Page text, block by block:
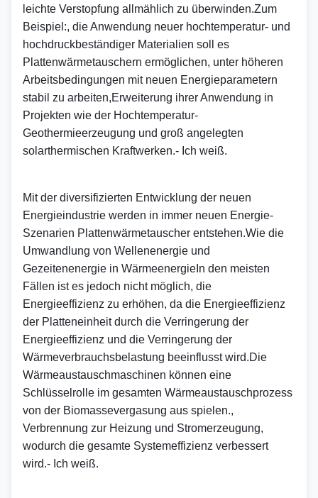
leichte Verstopfung allmählich zu überwinden.Zum
Beispiel:, die Anwendung neuer hochtemperatur- und
hochdruckbeständiger Materialien soll es
Plattenwärmetauschern ermöglichen, unter höheren
Arbeitsbedingungen mit neuen Energieparametern
stabil zu arbeiten,Erweiterung ihrer Anwendung in
Projekten wie der Hochtemperatur-
Geothermieerzeugung und groß angelegten
solarthermischen Kraftwerken.- Ich weiß.
Mit der diversifizierten Entwicklung der neuen
Energieindustrie werden in immer neuen Energie-
Szenarien Plattenwärmetauscher entstehen.Wie die
Umwandlung von Wellenenergie und
Gezeitenenergie in WärmeenergieIn den meisten
Fällen ist es jedoch nicht möglich, die
Energieeffizienz zu erhöhen, da die Energieeffizienz
der Platteneinheit durch die Verringerung der
Energieeffizienz und die Verringerung der
Wärmeverbrauchsbelastung beeinflusst wird.Die
Wärmeaustauschmaschinen können eine
Schlüsselrolle im gesamten Wärmeaustauschprozess
von der Biomassevergasung aus spielen.,
Verbrennung zur Heizung und Stromerzeugung,
wodurch die gesamte Systemeffizienz verbessert
wird.- Ich weiß.